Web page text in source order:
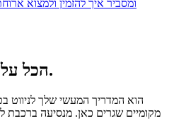
הכל על טוקיו, צעד אחר צעד.
מקומיים שגרים כאן. מנסיעה ברכבת